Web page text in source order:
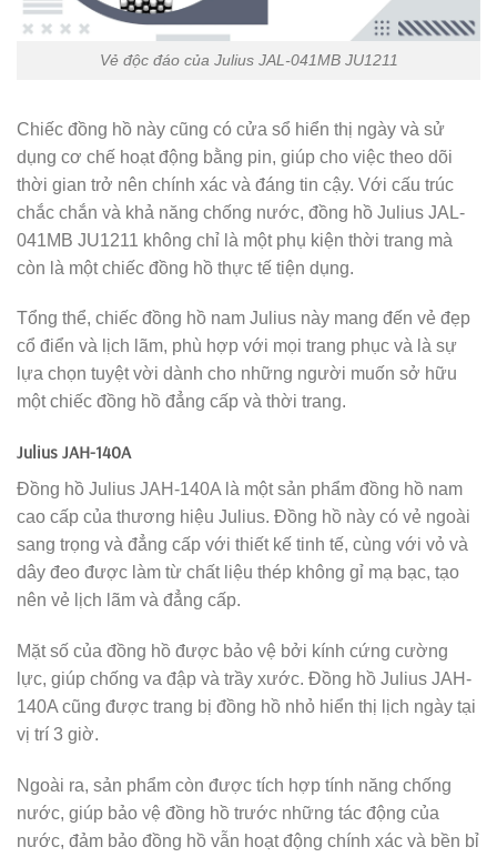
Vẻ độc đáo của Julius JAL-041MB JU1211
Chiếc đồng hồ này cũng có cửa sổ hiển thị ngày và sử
dụng cơ chế hoạt động bằng pin, giúp cho việc theo dõi
thời gian trở nên chính xác và đáng tin cậy. Với cấu trúc
chắc chắn và khả năng chống nước, đồng hồ Julius JAL-
041MB JU1211 không chỉ là một phụ kiện thời trang mà
còn là một chiếc đồng hồ thực tế tiện dụng.
Tổng thể, chiếc đồng hồ nam Julius này mang đến vẻ đẹp
cổ điển và lịch lãm, phù hợp với mọi trang phục và là sự
lựa chọn tuyệt vời dành cho những người muốn sở hữu
một chiếc đồng hồ đẳng cấp và thời trang.
Julius JAH-140A
Đồng hồ Julius JAH-140A là một sản phẩm đồng hồ nam
cao cấp của thương hiệu Julius. Đồng hồ này có vẻ ngoài
sang trọng và đẳng cấp với thiết kế tinh tế, cùng với vỏ và
dây đeo được làm từ chất liệu thép không gỉ mạ bạc, tạo
nên vẻ lịch lãm và đẳng cấp.
Mặt số của đồng hồ được bảo vệ bởi kính cứng cường
lực, giúp chống va đập và trầy xước. Đồng hồ Julius JAH-
140A cũng được trang bị đồng hồ nhỏ hiển thị lịch ngày tại
vị trí 3 giờ.
Ngoài ra, sản phẩm còn được tích hợp tính năng chống
nước, giúp bảo vệ đồng hồ trước những tác động của
nước, đảm bảo đồng hồ vẫn hoạt động chính xác và bền bỉ